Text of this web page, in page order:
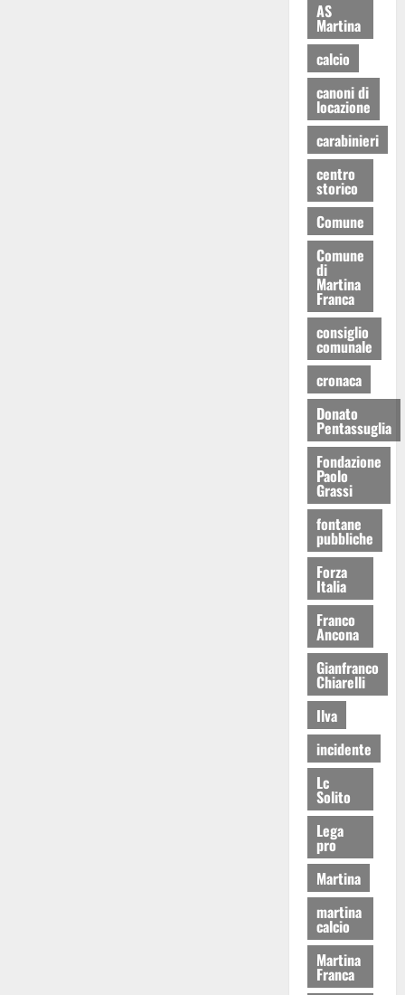
AS
Martina
calcio
canoni di
locazione
carabinieri
centro
storico
Comune
Comune
di
Martina
Franca
consiglio
comunale
cronaca
Donato
Pentassuglia
Fondazione
Paolo
Grassi
fontane
pubbliche
Forza
Italia
Franco
Ancona
Gianfranco
Chiarelli
Ilva
incidente
Lc
Solito
Lega
pro
Martina
martina
calcio
Martina
Franca